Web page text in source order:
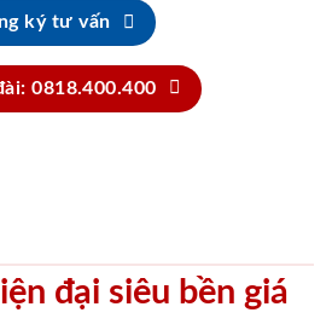
ký tư vấn
0818.400.400
đại siêu bền giá